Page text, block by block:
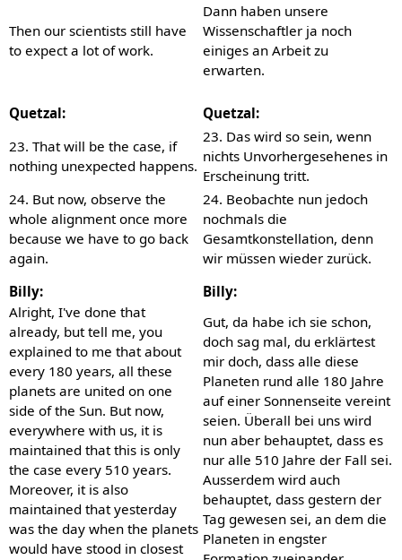
Then our scientists still have
to expect a lot of work.
Dann haben unsere
Wissenschaftler ja noch
einiges an Arbeit zu
erwarten.
Quetzal:
Quetzal:
23. That will be the case, if
nothing unexpected happens.
23. Das wird so sein, wenn
nichts Unvorhergesehenes in
Erscheinung tritt.
24. But now, observe the
whole alignment once more
because we have to go back
again.
24. Beobachte nun jedoch
nochmals die
Gesamtkonstellation, denn
wir müssen wieder zurück.
Billy:
Billy:
Alright, I've done that
already, but tell me, you
explained to me that about
every 180 years, all these
planets are united on one
side of the Sun. But now,
everywhere with us, it is
maintained that this is only
the case every 510 years.
Moreover, it is also
maintained that yesterday
was the day when the planets
would have stood in closest
Gut, da habe ich sie schon,
doch sag mal, du erklärtest
mir doch, dass alle diese
Planeten rund alle 180 Jahre
auf einer Sonnenseite vereint
seien. Überall bei uns wird
nun aber behauptet, dass es
nur alle 510 Jahre der Fall sei.
Ausserdem wird auch
behauptet, dass gestern der
Tag gewesen sei, an dem die
Planeten in engster